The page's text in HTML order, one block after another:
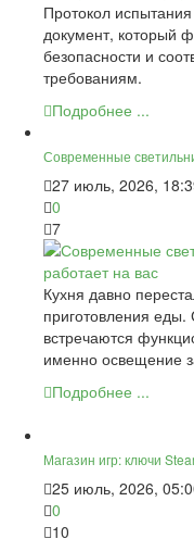
Протокол
документ, который
безопасности и
требованиям.
Подробнее ...
Современные
27 июль, 2026,
0
7
Кухня давно
приготовления еды.
встречаются
именно освещение
Подробнее ...
Магазин игр: ключи
25 июль, 2026,
0
10